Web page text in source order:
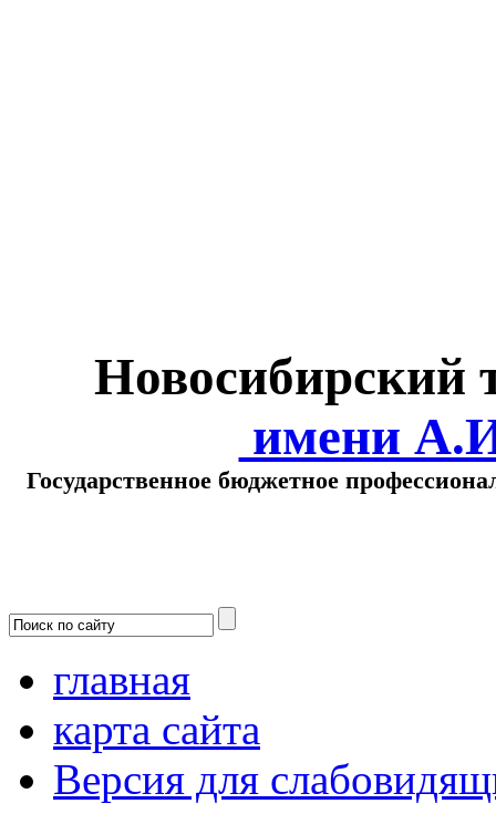
Новосибирский
имени
Государственное бюджетное
главная
карта сайта
Версия для